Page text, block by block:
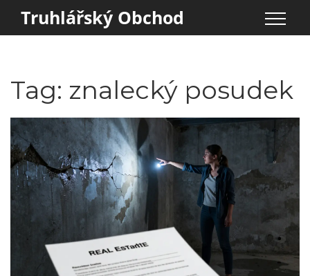
Truhlářský Obchod
Tag: znalecký posudek